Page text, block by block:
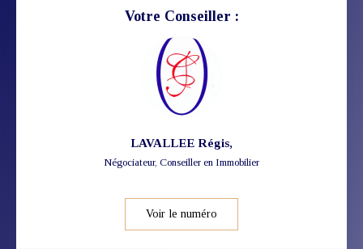
Votre Conseiller :
LAVALLEE Régis,
Négociateur, Conseiller en Immobilier
Voir le numéro